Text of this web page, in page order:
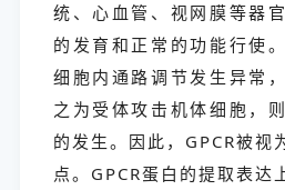
统、心血管、视网膜等器
的发育和正常的功能行使
细胞内通路调节发生异常
之为受体攻击机体细胞，
的发生。因此，GPCR被视
点。GPCR蛋白的提取表达